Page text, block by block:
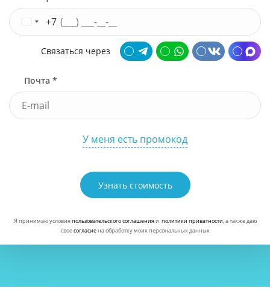
+7
Связаться через
Почта *
У меня есть промокод
Узнать стоимость
Я принимаю условияпользовательского соглашенияи политики приватности, а также даю
своесогласиена обработку моих персональных данных